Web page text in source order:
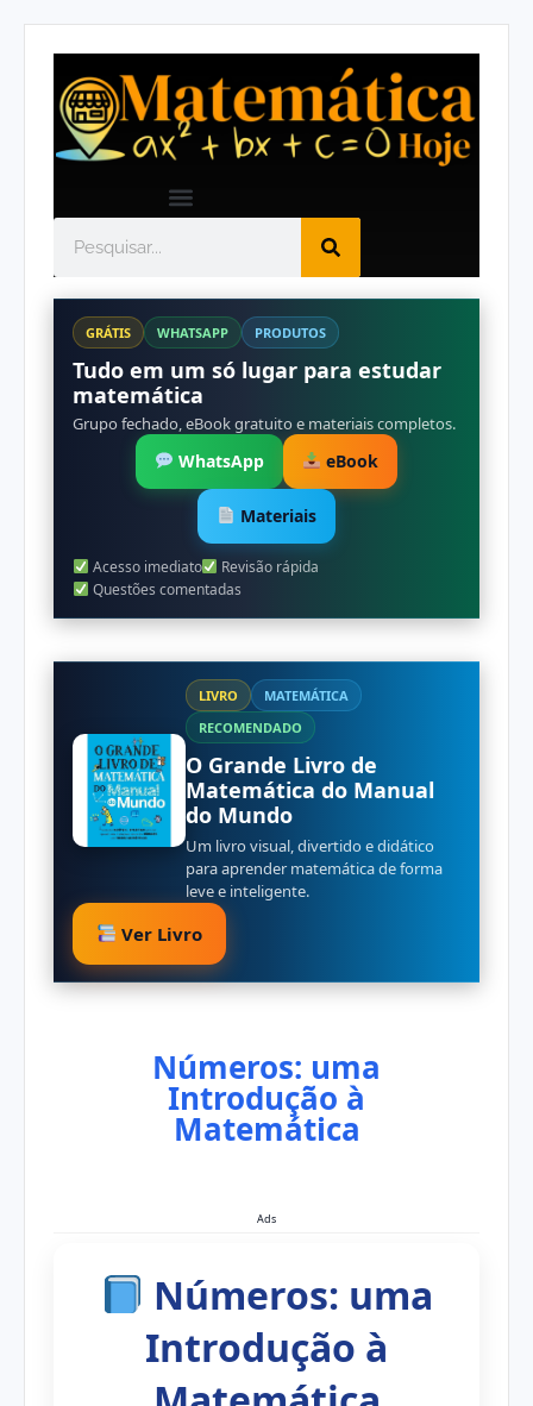
GRÁTIS WHATSAPP PRODUTOS
Tudo em um só lugar para estudar
matemática
Grupo fechado, eBook gratuito e materiais completos.
WhatsApp eBook
Materiais
Acesso imediato
Revisão rápida
Questões comentadas
LIVRO
MATEMÁTICA
RECOMENDADO
O Grande Livro de
Matemática do Manual
do Mundo
Um livro visual, divertido e didático
para aprender matemática de forma
leve e inteligente.
Ver Livro
Números: uma
Introdução à
Matemática
Ads
Números: uma
Introdução à